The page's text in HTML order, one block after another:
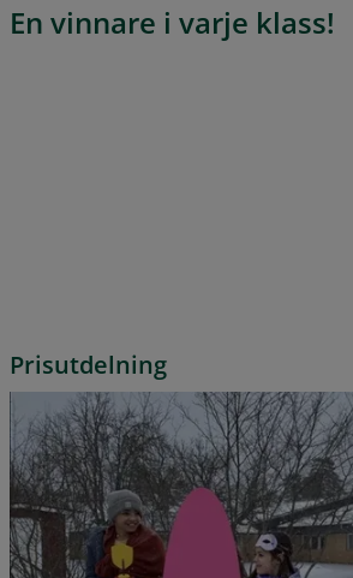
En vinnare i varje klass!
Prisutdelning